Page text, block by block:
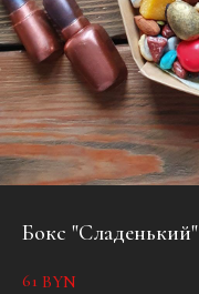
Бокс "Сладенький"
61 BYN